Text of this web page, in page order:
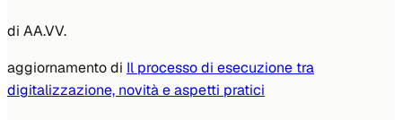
di AA.VV.
aggiornamento di Il processo di esecuzione tra
digitalizzazione, novità e aspetti pratici